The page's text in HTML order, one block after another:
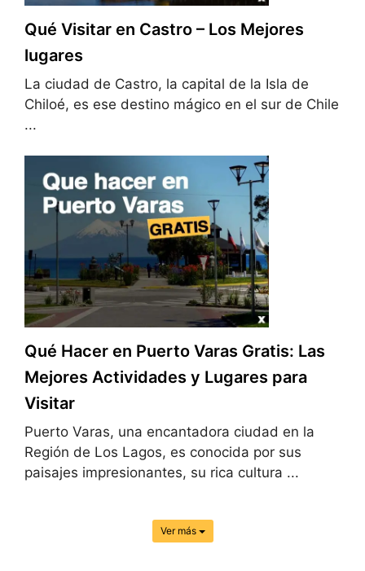
Qué Visitar en Castro – Los Mejores
lugares
La ciudad de Castro, la capital de la Isla de
Chiloé, es ese destino mágico en el sur de Chile
...
Qué Hacer en Puerto Varas Gratis: Las
Mejores Actividades y Lugares para
Visitar
Puerto Varas, una encantadora ciudad en la
Región de Los Lagos, es conocida por sus
paisajes impresionantes, su rica cultura ...
Ver más